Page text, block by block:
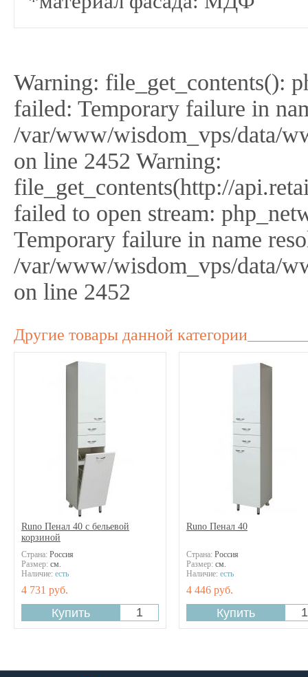
Warning: file_get_contents():
failed: Temporary failure in
/var/www/wisdom_vps/data/
on line 2452 Warning:
file_get_contents(http://
failed to open stream:
Temporary failure in name
/var/www/wisdom_vps/data/
on line 2452
Другие товары данной категории
Runo Пенал 40 с бельевой
корзиной
Страна: Россия
Размер: см.
Наличие: есть
4 731 руб.
Runo Пенал 40
Страна: Россия
Размер: см.
Наличие: есть
4 446 руб.